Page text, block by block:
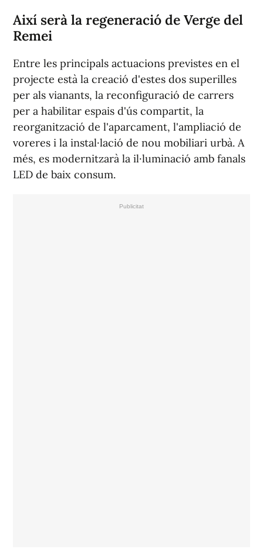
Així serà la regeneració de Verge del
Remei
Entre les principals actuacions previstes en el
projecte està la creació d'estes dos superilles
per als vianants, la reconfiguració de carrers
per a habilitar espais d'ús compartit, la
reorganització de l'aparcament, l'ampliació de
voreres i la instal·lació de nou mobiliari urbà. A
més, es modernitzarà la il·luminació amb fanals
LED de baix consum.